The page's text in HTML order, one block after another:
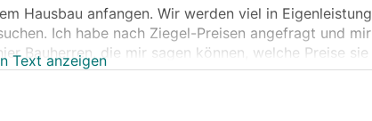
Hausbau anfangen. Wir werden viel in Eigenleistung
Ich habe nach Ziegel-Preisen angefragt und mir
Bauherren, die mir sagen können, welche Preise sie
Text anzeigen